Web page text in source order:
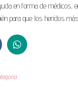
en forma de médicos,
para que los heridos